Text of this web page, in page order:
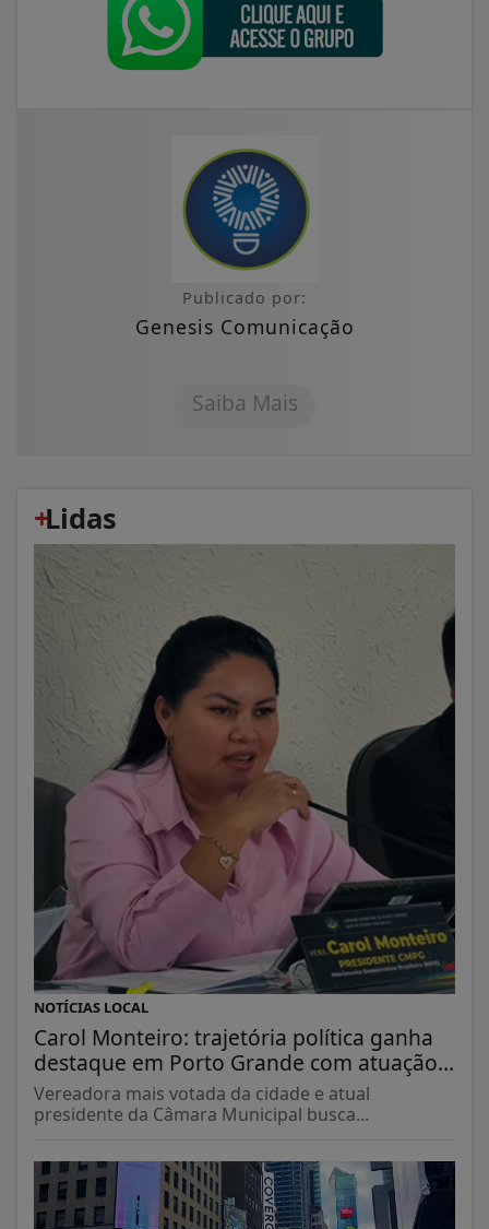
Publicado por:
Genesis Comunicação
Saiba Mais
+
Lidas
NOTÍCIAS LOCAL
Carol Monteiro: trajetória política ganha
destaque em Porto Grande com atuação...
Vereadora mais votada da cidade e atual
presidente da Câmara Municipal busca...